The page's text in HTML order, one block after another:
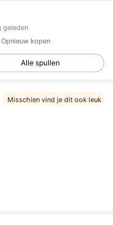
Opnieuw kopen
Alle spullen
Misschien vind je dit ook leuk